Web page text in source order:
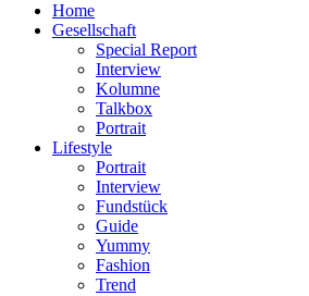
Home
Gesellschaft
Special Report
Interview
Kolumne
Talkbox
Portrait
Lifestyle
Portrait
Interview
Fundstück
Guide
Yummy
Fashion
Trend